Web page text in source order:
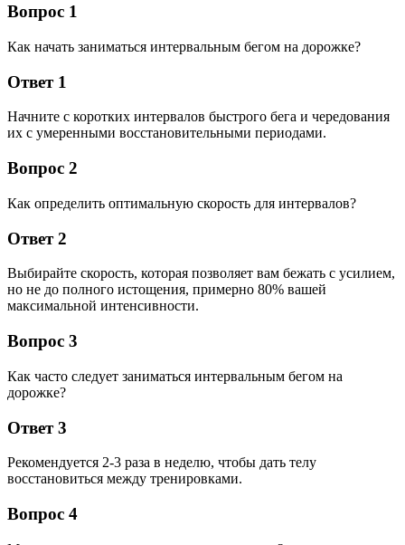
Вопрос 1
Как начать заниматься интервальным бегом на дорожке?
Ответ 1
Начните с коротких интервалов быстрого бега и чередования
их с умеренными восстановительными периодами.
Вопрос 2
Как определить оптимальную скорость для интервалов?
Ответ 2
Выбирайте скорость, которая позволяет вам бежать с усилием,
но не до полного истощения, примерно 80% вашей
максимальной интенсивности.
Вопрос 3
Как часто следует заниматься интервальным бегом на
дорожке?
Ответ 3
Рекомендуется 2-3 раза в неделю, чтобы дать телу
восстановиться между тренировками.
Вопрос 4